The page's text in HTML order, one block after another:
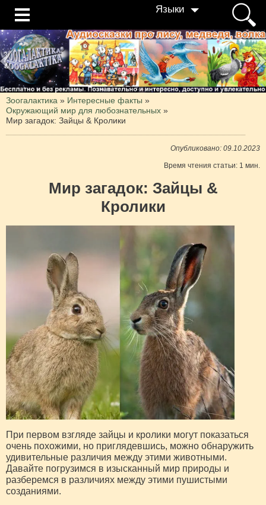
Языки
Зоогалактика » Интересные факты »
Окружающий мир для любознательных »
Мир загадок: Зайцы & Кролики
Опубликовано: 09.10.2023
Время чтения статьи: 1 мин.
Мир загадок: Зайцы &
Кролики
При первом взгляде зайцы и кролики могут показаться
очень похожими, но приглядевшись, можно обнаружить
удивительные различия между этими животными.
Давайте погрузимся в изысканный мир природы и
разберемся в различиях между этими пушистыми
созданиями.